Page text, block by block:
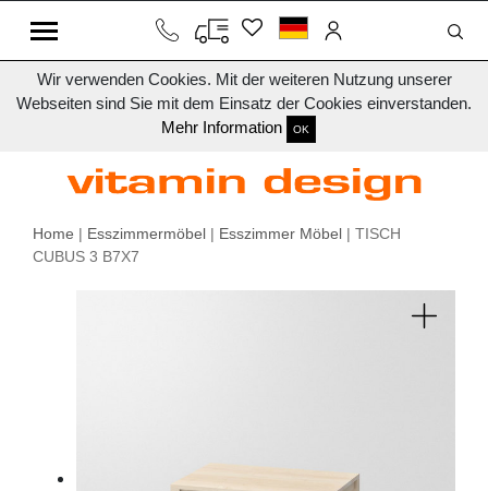
Wir verwenden Cookies. Mit der weiteren Nutzung unserer
Webseiten sind Sie mit dem Einsatz der Cookies einverstanden.
Mehr Information
OK
Home | Esszimmermöbel | Esszimmer Möbel | TISCH
CUBUS 3 B7X7